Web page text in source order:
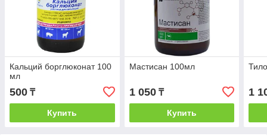
Кальций борглюконат 100
мл
500 ₸
Купить
Мастисан 100мл
1 050₸
Купить
1